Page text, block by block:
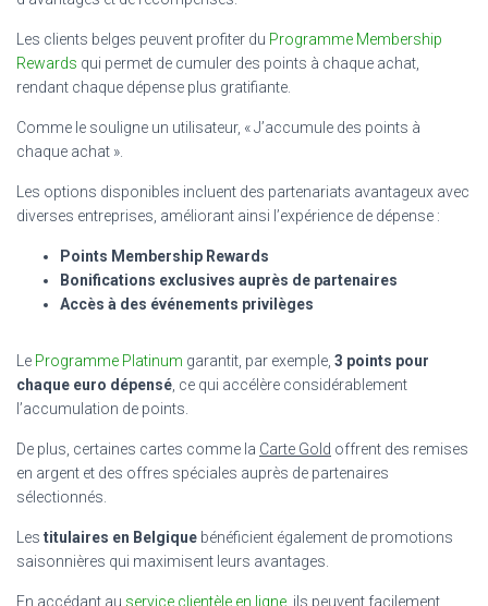
Les clients belges peuvent profiter du Programme Membership
Rewards qui permet de cumuler des points à chaque achat,
rendant chaque dépense plus gratifiante.
Comme le souligne un utilisateur, « J’accumule des points à
chaque achat ».
Les options disponibles incluent des partenariats avantageux avec
diverses entreprises, améliorant ainsi l’expérience de dépense :
Points Membership Rewards
Bonifications exclusives auprès de partenaires
Accès à des événements privilèges
Le Programme Platinum garantit, par exemple, 3 points pour
chaque euro dépensé , ce qui accélère considérablement
l’accumulation de points.
De plus, certaines cartes comme la Carte Gold offrent des remises
en argent et des offres spéciales auprès de partenaires
sélectionnés.
Les titulaires en Belgique bénéficient également de promotions
saisonnières qui maximisent leurs avantages.
En accédant au service clientèle en ligne , ils peuvent facilement